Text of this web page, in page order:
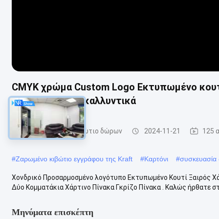
CMYK χρώμα Custom Logo Εκτυπωμένο
συσκευασία για καλλυντικά
συσκευάζοντας κιβώτιο δώρων 2024-11-21 125
#Ζαρωμένο κιβώτιο εγγράφου της Kraft #Καρτόνι #
Χονδρικό Προσαρμοσμένο λογότυπο Εκτυπωμένο Κουτί Ξαιρός
Δύο Κομματάκια Χάρτινο Πίνακα Γκρίζο Πίνακα . Καλώς ήρθατε
Μηνύματα επισκέπτη